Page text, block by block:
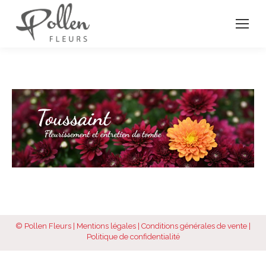
© Pollen Fleurs | Mentions légales Conditions générales de vente
Politique de confidentialité